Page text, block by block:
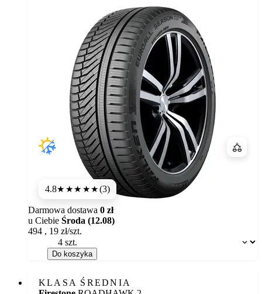
4.8★★★★★(3)
Dostępność:
Darmowa dostawa 0 zł
u Ciebie Środa (12.08)
494 , 19 zł/szt.
Do koszyka
KLASA ŚREDNIA